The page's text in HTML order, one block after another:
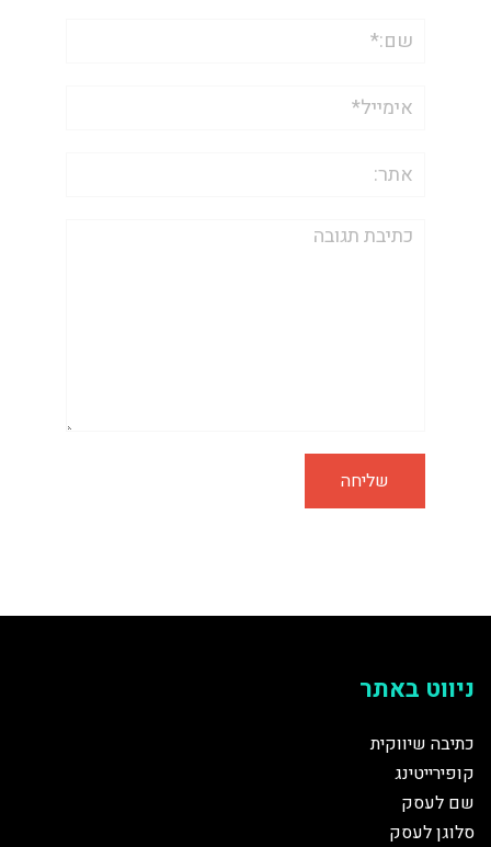
אימייל*
תגובה
ניווט באתר
כתיבה שיווקית
קופירייטינג
שם לעסק
סלוגן לעסק